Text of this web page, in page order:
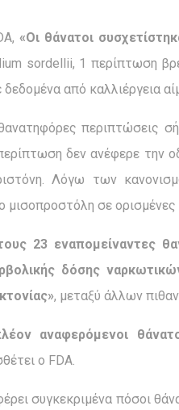
«Οι θάνατοι
sordellii, 1 περίπτωση
από καλλιέργεια
περιπτώσεις
δεν ανέφερε την
Λόγω των
μισοπροστόλη σε
23 εναπομείναντες
δόσης
, μεταξύ άλλων
αναφερόμενοι
ο FDA.
συγκεκριμένα πόσοι